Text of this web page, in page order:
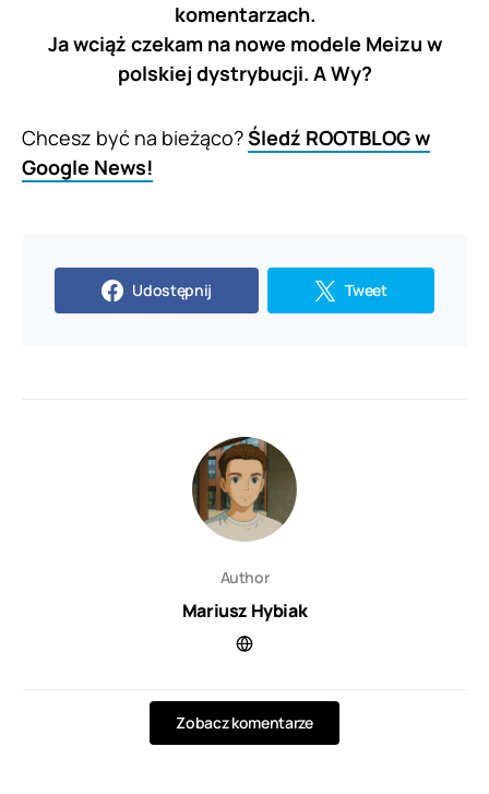
komentarzach.
Ja wciąż czekam na nowe modele Meizu w
polskiej dystrybucji. A Wy?
Chcesz być na bieżąco?Śledź ROOTBLOG w
Google News!
Udostępnij Tweet
Author
Mariusz Hybiak
Zobacz komentarze